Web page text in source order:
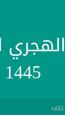
1445
رجب